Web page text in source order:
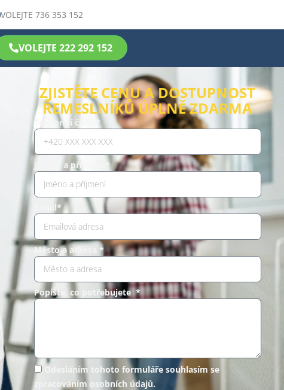
VOLEJTE 736 353 152
VOLEJTE 222 292 152
ZJISTĚTE CENU A DOSTUPNOST
ŘEMESLNÍKŮ ÚPLNĚ ZDARMA
Telefonní číslo *
Jméno a příjmení*
Email*
Město a adresa *
Popište, co potřebujete *
Odesláním tohoto formuláře souhlasím se
zpracováním osobních údajů.